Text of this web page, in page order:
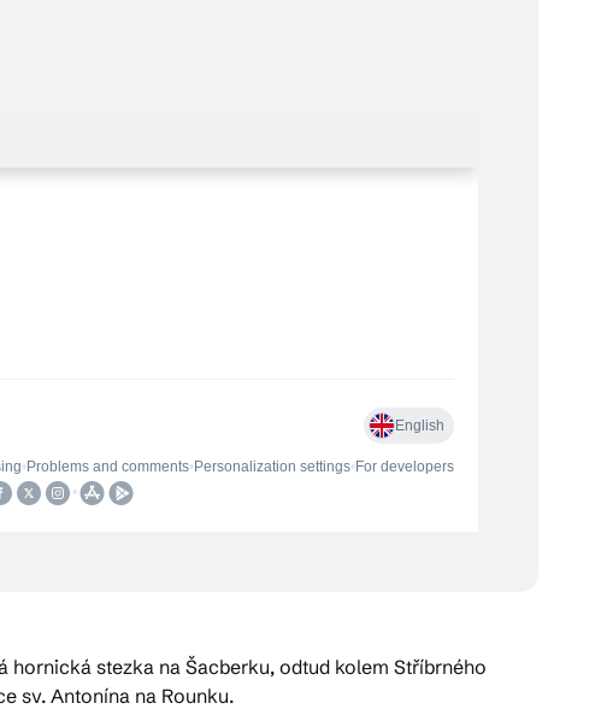
stezka na Šacberku, odtud kolem Stříbrného
sv. Antonína na Rounku.